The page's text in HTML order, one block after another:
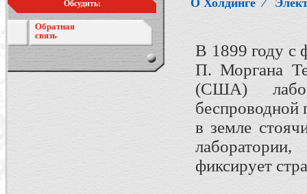
Обсудить:
Обратная
связь
О Холдинге
В 1899 году с
П. Моргана
(США)
беспроводной
в земле
фиксирует